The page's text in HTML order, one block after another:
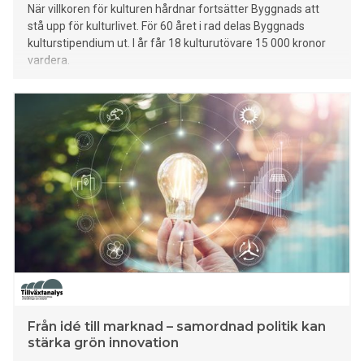
När villkoren för kulturen hårdnar fortsätter Byggnads att
stå upp för kulturlivet. För 60 året i rad delas Byggnads
kulturstipendium ut. I år får 18 kulturutövare 15 000 kronor
vardera.
Från idé till marknad – samordnad politik kan
stärka grön innovation